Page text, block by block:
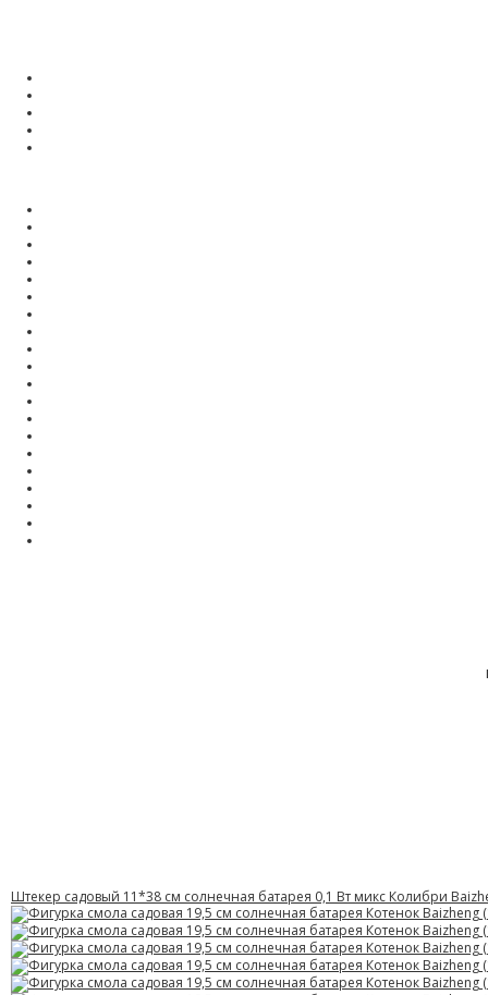
Штекер садовый 11*38 см солнечная батарея 0,1 Вт микс Колибри